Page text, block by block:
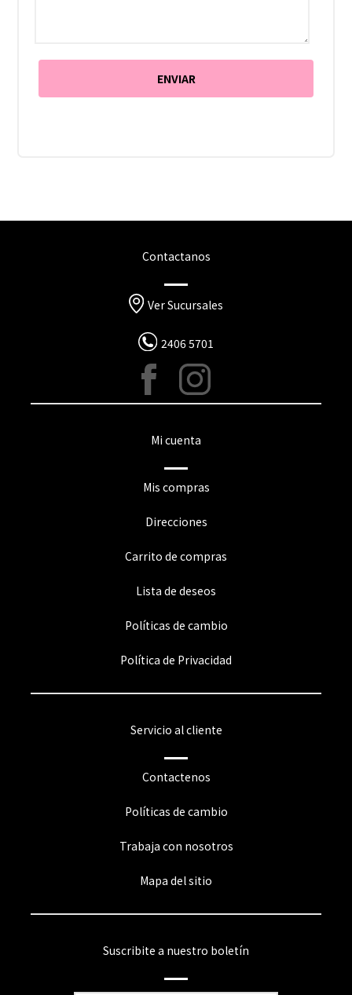
Contactanos
Ver Sucursales
2406 5701
Mi cuenta
Mis compras
Direcciones
Carrito de compras
Lista de deseos
Políticas de cambio
Política de Privacidad
Servicio al cliente
Contactenos
Políticas de cambio
Trabaja con nosotros
Mapa del sitio
Suscribite a nuestro boletín